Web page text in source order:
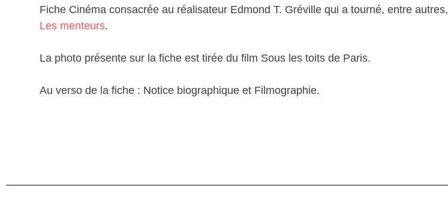
Fiche Cinéma consacrée au réalisateur Edmond T. Gréville qui a tourné, entre autres,
Les menteurs.
La photo présente sur la fiche est tirée du film Sous les toits de Paris.
Au verso de la fiche : Notice biographique et Filmographie.